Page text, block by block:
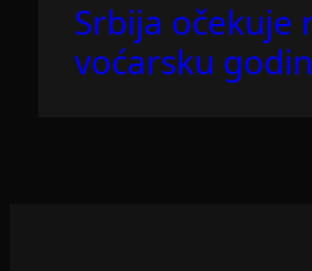
Srbija očekuje
voćarsku